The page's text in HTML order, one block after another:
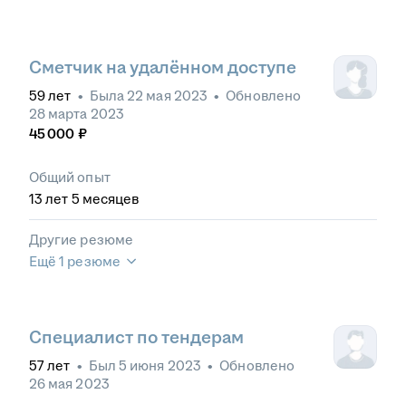
Сметчик на удалённом доступе
59лет • Была 22 мая 2023 • Обновлено
28 марта 2023
45 000 ₽
Общий опыт
13 лет 5 месяцев
Другие резюме
Ещё 1 резюме
Специалист по тендерам
57лет • Был 5 июня 2023 • Обновлено
26 мая 2023